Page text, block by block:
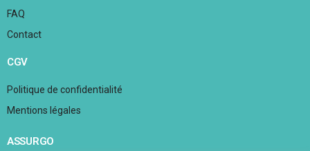
FAQ
Contact
CGV
Politique de confidentialité
Mentions légales
ASSURGO